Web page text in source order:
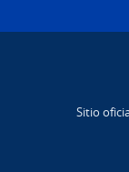
Sitio